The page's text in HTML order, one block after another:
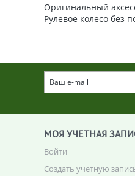
Оригинальный
Рулевое колесо без
МОЯ УЧЕТНАЯ
Войти
Создать учетную